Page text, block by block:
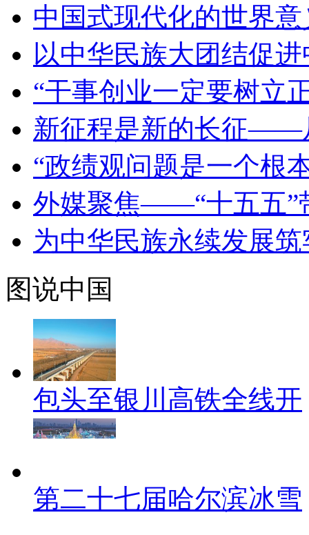
中国式现代化的世界
以中华民族大团结促
“干事创业一定要树立
新征程是新的长征——
“政绩观问题是一个根
外媒聚焦——“十五五”
为中华民族永续发展
图说中国
包头至银川高铁全线开
第二十七届哈尔滨冰雪